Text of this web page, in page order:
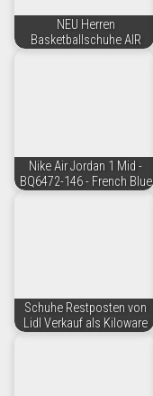
NEU Herren
Basketballschuhe AIR
Nike Air Jordan 1 Mid -
BQ6472-146 - French Blue
Schuhe Restposten von
Lidl Verkauf als Kiloware